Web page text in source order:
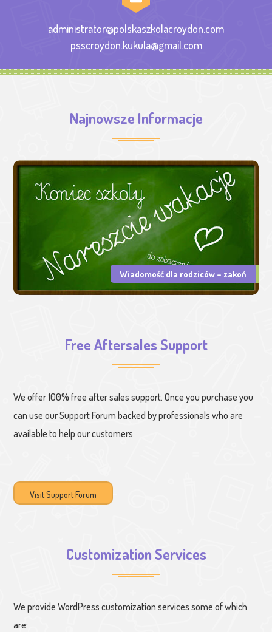
administrator@polskaszkolacroydon.com
psscroydon.kukula@gmail.com
Najnowsze Informacje
Wiadomość dla rodziców – zakoń
Free Aftersales Support
We offer 100% free after sales support. Once you purchase you
can use ourSupport Forum backed by professionals who are
available to help our customers.
Visit Support Forum
Customization Services
We provide WordPress customization services some of which
are: